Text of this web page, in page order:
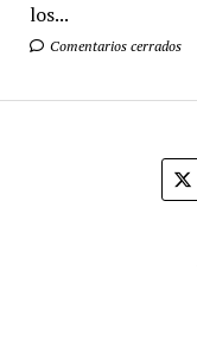
los...
Comentarios cerrados